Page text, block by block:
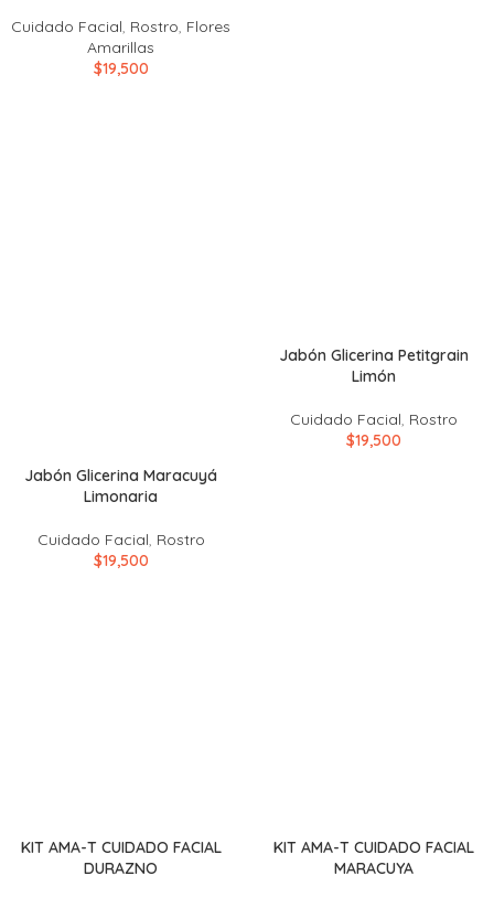
Cuidado Facial Rostro Flores
Amarillas
$19,500
Jabón Glicerina Maracuyá
Limonaria
Cuidado Facial, Rostro
$19,500
Jabón Glicerina Petitgrain
Limón
Cuidado Facial Rostro
$19,500
KIT AMA-T CUIDADO FACIAL
DURAZNO
KIT AMA-T CUIDADO FACIAL
MARACUYA